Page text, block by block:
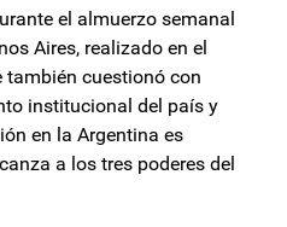
el almuerzo semanal
Aires, realizado en el
también cuestionó con
institucional del país y
en la Argentina es
a los tres poderes del